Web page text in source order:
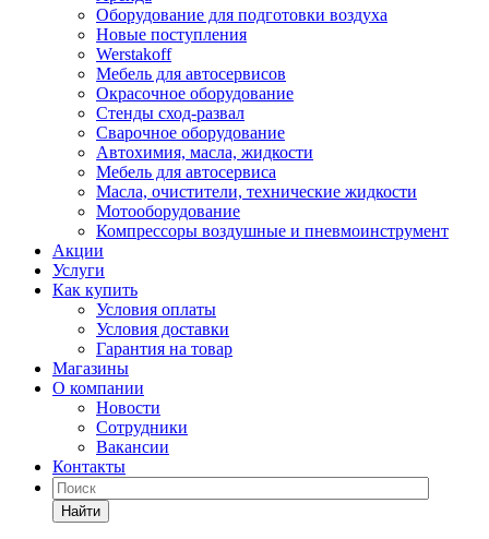
Оборудование для подготовки воздуха
Новые поступления
Werstakoff
Мебель для автосервисов
Окрасочное оборудование
Стенды сход-развал
Сварочное оборудование
Автохимия, масла, жидкости
Мебель для автосервиса
Масла, очистители, технические жидкости
Мотооборудование
Компрессоры воздушные и пневмоинструмент
Акции
Услуги
Как купить
Условия оплаты
Условия доставки
Гарантия на товар
Магазины
О компании
Новости
Сотрудники
Вакансии
Контакты
Найти